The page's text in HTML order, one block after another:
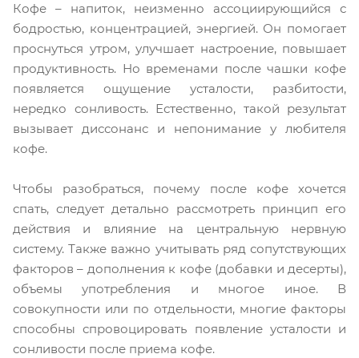
Кофе – напиток, неизменно ассоциирующийся с
бодростью, концентрацией, энергией. Он помогает
проснуться утром, улучшает настроение, повышает
продуктивность. Но временами после чашки кофе
появляется ощущение усталости, разбитости,
нередко сонливость. Естественно, такой результат
вызывает диссонанс и непонимание у любителя
кофе.
Чтобы разобраться, почему после кофе хочется
спать, следует детально рассмотреть принцип его
действия и влияние на центральную нервную
систему. Также важно учитывать ряд сопутствующих
факторов – дополнения к кофе (добавки и десерты),
объемы употребления и многое иное. В
совокупности или по отдельности, многие факторы
способны спровоцировать появление усталости и
сонливости после приема кофе.